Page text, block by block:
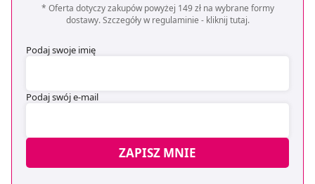
* Oferta dotyczy zakupów powyżej 149 zł na wybrane formy
dostawy. Szczegóły w regulaminie - kliknij tutaj.
Podaj swoje imię
Podaj swój e-mail
ZAPISZ MNIE